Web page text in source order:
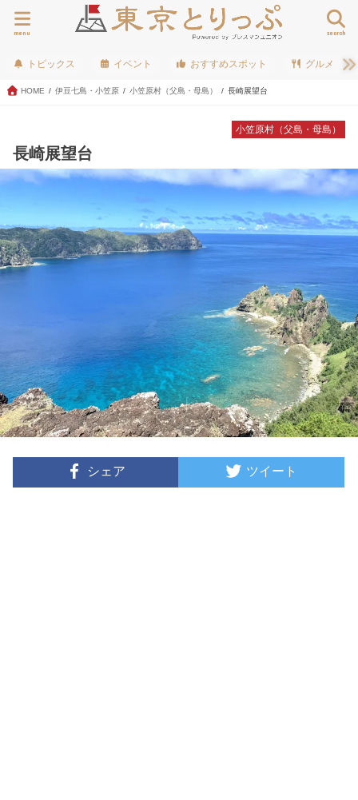
search
menu
トピックス イベント おすすめスポット グルメ
HOME 伊豆七島・小笠原 小笠原村（父島・母島） 長崎展望台
小笠原村（父島・母島）
長崎展望台
シェア ツイート